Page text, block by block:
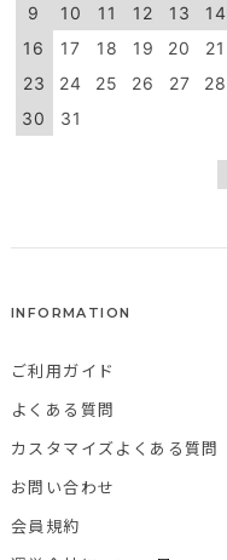
9
10 11 12 13 14
16
17 18 19 20 21
23
24 25 26 27 28
30
31
INFORMATION
ご利用ガイド
よくある質問
カスタマイズよくある質問
お問い合わせ
会員規約